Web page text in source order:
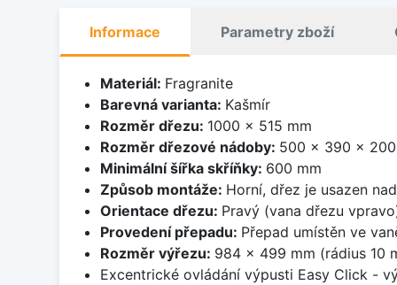
Informace Parametry zboží
Materiál: Fragranite
Barevná varianta: Kašmír
Rozměr dřezu: 1000 x 515 mm
Rozměr dřezové nádoby: 500 x 390 x 200
Minimální šířka skříňky: 600 mm
Způsob montáže: Horní, dřez je usazen
Orientace dřezu: Pravý (vana dřezu
Provedení přepadu: Přepad umístěn ve
Rozměr výřezu: 984 x 499 mm (rádius 10
Excentrické ovládání výpusti Easy Click -